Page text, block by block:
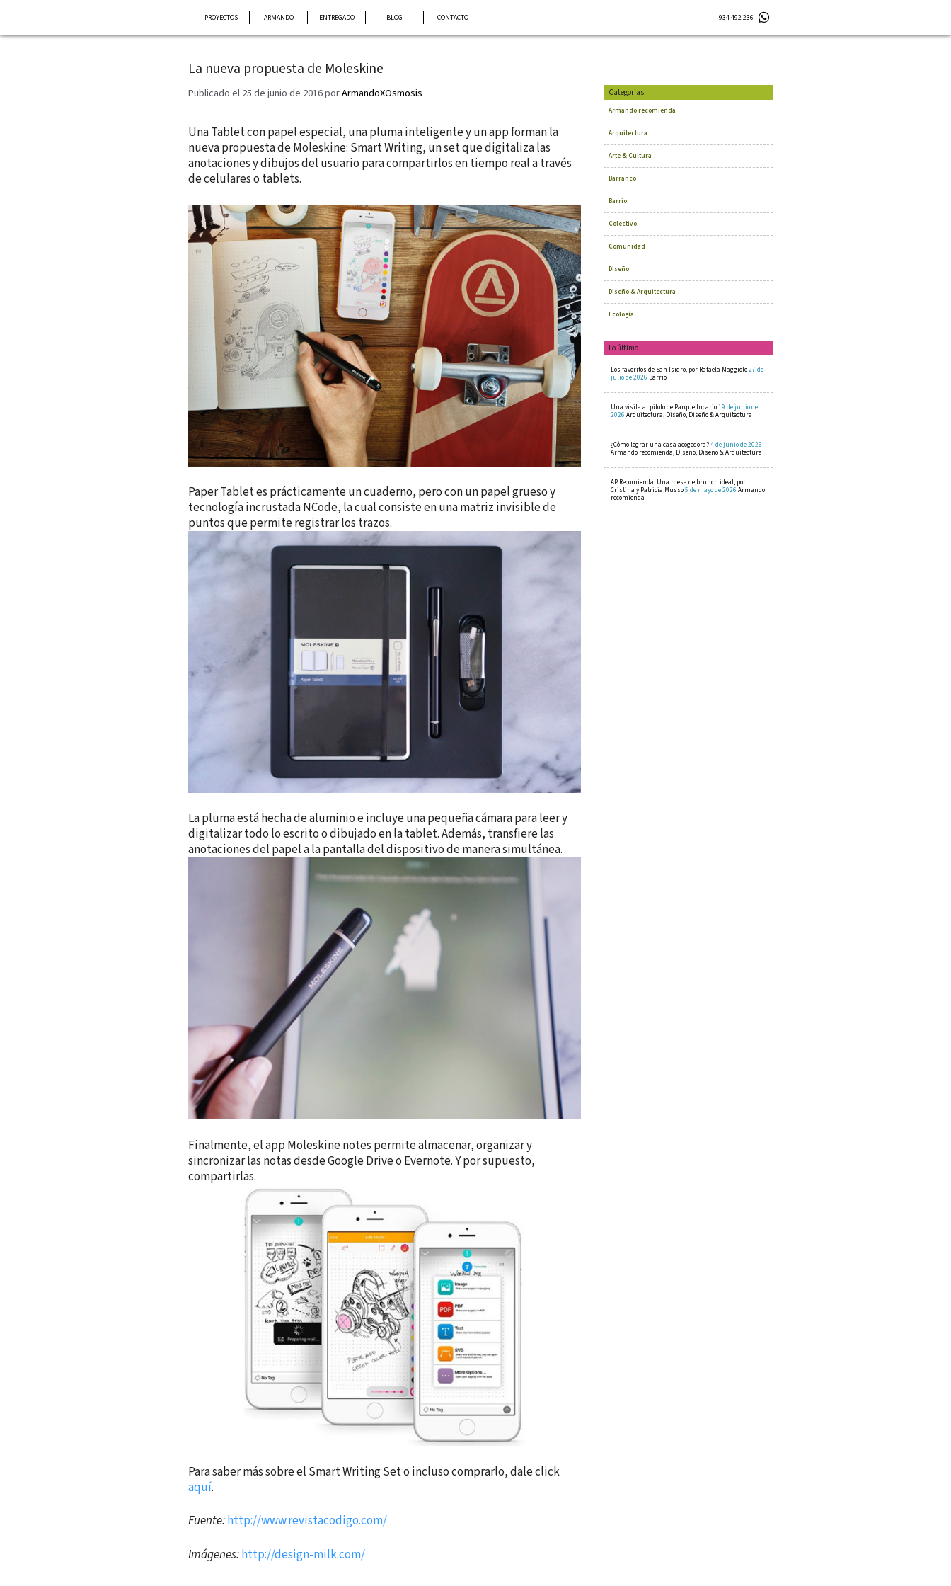
PROYECTOS ARMANDO ENTREGADO BLOG CONTACTO 934 492 236
contenido
La nueva propuesta de Moleskine
Publicado el 25 de junio de 2016porArmandoXOsmosis
Una Tablet con papel especial, una pluma inteligente y un app forman la
nueva propuesta de Moleskine: Smart Writing, un set que digitaliza las
anotaciones y dibujos del usuario para compartirlos en tiempo real a través
de celulares o tablets.
Paper Tablet es prácticamente un cuaderno, pero con un papel grueso y
tecnología incrustada NCode, la cual consiste en una matriz invisible de
puntos que permite registrar los trazos.
La pluma está hecha de aluminio e incluye una pequeña cámara para leer y
digitalizar todo lo escrito o dibujado en la tablet. Además, transfiere las
anotaciones del papel a la pantalla del dispositivo de manera simultánea.
Finalmente, el app Moleskine notes permite almacenar, organizar y
sincronizar las notas desde Google Drive o Evernote. Y por supuesto,
compartirlas.
Para saber más sobre el Smart Writing Set o incluso comprarlo, dale click
aquí.
Fuente:http://www.revistacodigo.com/
Imágenes:http://design-milk.com/
Categorías
Armando recomienda
Arquitectura
Arte & Cultura
Barranco
Barrio
Colectivo
Comunidad
Diseño
Diseño & Arquitectura
Ecología
Lo último
Los favoritos de San Isidro, por Rafaela Maggiolo27 de
julio de 2026 Barrio
Una visita al piloto de Parque Incario19 de junio de
2026 Arquitectura, Diseño, Diseño & Arquitectura
¿Cómo lograr una casa acogedora?4 de junio de 2026
Armando recomienda, Diseño, Diseño & Arquitectura
AP Recomienda: Una mesa de brunch ideal, por
Cristina y Patricia Musso5 de mayo de 2026 Armando
recomienda